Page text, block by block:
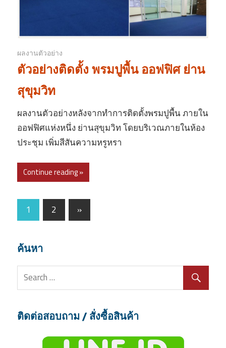
ผลงานตัวอย่าง
ตัวอย่างติดตั้ง พรมปูพื้น ออฟฟิศ ย่าน
สุขุมวิท
ผลงานตัวอย่างหลังจากทำการติดตั้งพรมปูพื้น ภายใน
ออฟฟิศแห่งหนึ่ง ย่านสุขุมวิท โดยบริเวณภายในห้อง
ประชุม เพิ่มสีสันความหรูหรา
Continue reading »
Posts
navigation
1 2
Next
Posts
»
ค้นหา
ติดต่อสอบถาม / สั่งซื้อสินค้า